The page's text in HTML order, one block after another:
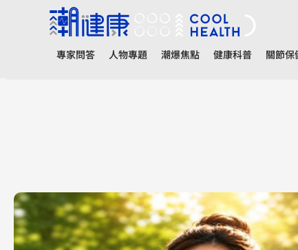
專家問答 人物專題 潮爆焦點 健康科普 關節保